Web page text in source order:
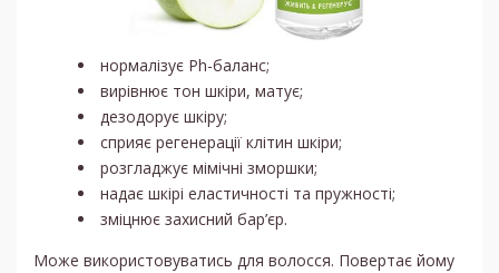
нормалізує Ph-баланс;
вирівнює тон шкіри, матує;
дезодорує шкіру;
сприяє регенерації клітин шкіри;
розгладжує мімічні зморшки;
надає шкірі еластичності та пружності;
зміцнює захисний бар’єр.
Може використовуватись для волосся. Повертає йому